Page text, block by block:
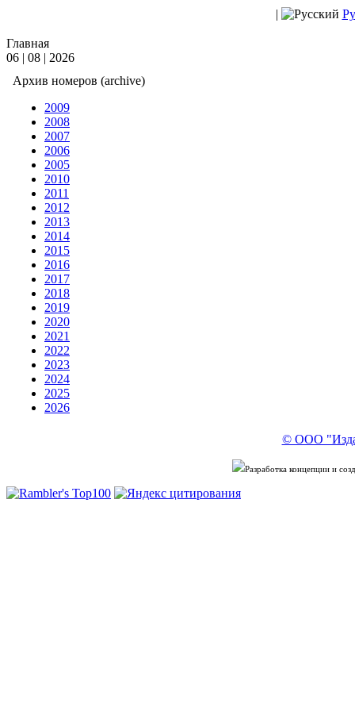
|
Главная
06 | 08 | 2026
Архив номеров (archive)
2009
2008
2007
2006
2005
2010
2011
2012
2013
2014
2015
2016
2017
2018
2019
2020
2021
2022
2023
2024
2025
2026
© ООО
Разработка концепции и